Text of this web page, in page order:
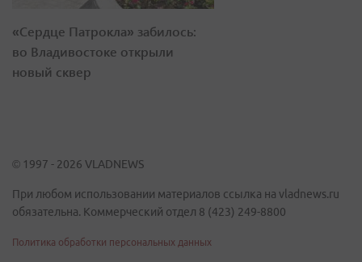
«Сердце Патрокла» забилось:
во Владивостоке открыли
новый сквер
© 1997 - 2026 VLADNEWS
При любом использовании материалов ссылка на vladnews.ru
обязательна. Коммерческий отдел 8 (423) 249-8800
Политика обработки персональных данных